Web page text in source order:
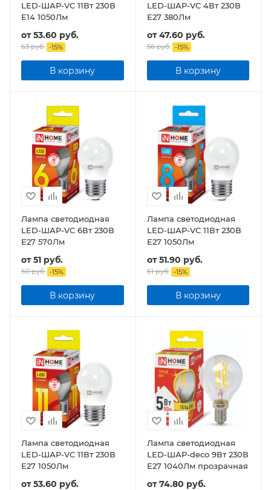
LED-ШАР-VC 11Вт 230В
Е14 1050Лм
от53.60 руб.
63 руб. -15%
В корзину
LED-ШАР-VC 4Вт 230В
Е27 380Лм
от47.60 руб.
56 руб. -15%
В корзину
Лампа светодиодная
LED-ШАР-VC 6Вт 230В
Е27 570Лм
от51 руб.
60 руб. -15%
В корзину
Лампа светодиодная
LED-ШАР-VC 11Вт 230В
Е27 1050Лм
от51.90 руб.
61 руб. -15%
В корзину
Лампа светодиодная
LED-ШАР-VC 11Вт 230В
Е27 1050Лм
от53.60 руб.
Лампа светодиодная
LED-ШАР-deco 9Вт 230В
Е27 1040Лм прозрачная
от74.80 руб.